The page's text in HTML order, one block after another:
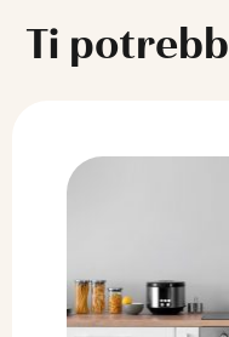
Ti